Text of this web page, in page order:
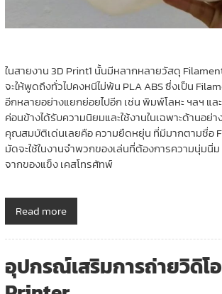
ในสายงาน 3D Print1 นั้นมีหลากหลายวัสดุ
จะให้พูดถึงทั่วไปคงหนีไม่พ้น PLA ABS ซึ่งเป็น
อีกหลายอย่างแยกย่อยไปอีก เช่น พิมพ์โลหะ ฯลฯ แ
ค่อนข้างได้รับความนิยมและใช้งานในเฉพาะด้านอย่
คุณสมบัติเด่นเลยคือ ความยืดหยุ่น ที่มีมากตามชื่อ
มัดจะใช้ในงานจำพวกของเล่นที่ต้องการความนุ่มนิ่
จากของแข็ง เคสโทรศัทพ์
Read more
อุปกรณ์เสริมการถ่ายวิดิโ